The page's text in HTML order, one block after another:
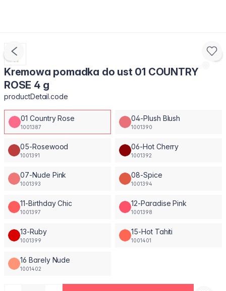
Kremowa pomadka do ust 01 COUNTRY
ROSE 4 g
productDetail.code
01 Country Rose
1001387
04-Plush Blush
1001390
05-Rosewood
1001391
06-Hot Cherry
1001392
07-Nude Pink
1001393
08-Spice
1001394
11-Birthday Chic
1001397
12-Paradise Pink
1001398
13-Ruby
1001399
15-Hot Tahiti
1001401
16 Barely Nude
1001402